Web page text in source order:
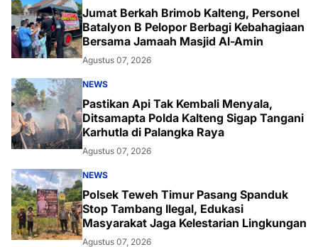
Jumat Berkah Brimob Kalteng, Personel
Batalyon B Pelopor Berbagi Kebahagiaan
Bersama Jamaah Masjid Al-Amin
Agustus 07, 2026
NEWS
Pastikan Api Tak Kembali Menyala,
Ditsamapta Polda Kalteng Sigap Tangani
Karhutla di Palangka Raya
Agustus 07, 2026
NEWS
Polsek Teweh Timur Pasang Spanduk
Stop Tambang Ilegal, Edukasi
Masyarakat Jaga Kelestarian Lingkungan
Agustus 07, 2026